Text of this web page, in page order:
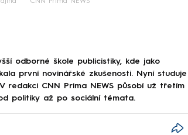
odborné škole publicistiky, kde jako
první novinářské zkušenosti. Nyní studuje
redakci CNN Prima NEWS působí už třetím
politiky až po sociální témata.